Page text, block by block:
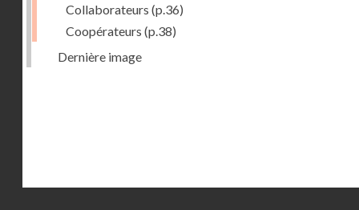
Collaborateurs (p.36)
Coopérateurs (p.38)
Dernière image